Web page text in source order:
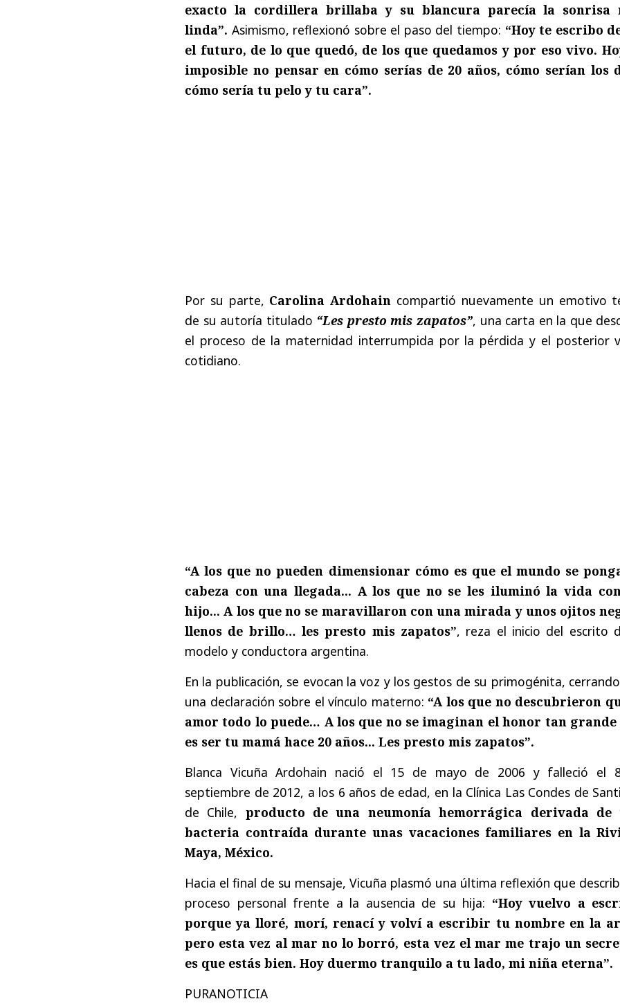
exacto la cordillera brillaba y su blancura parecía la sonrisa
linda”. Asimismo, reflexionó sobre el paso del tiempo: “Hoy te escribo
el futuro, de lo que quedó, de los que quedamos y por eso vivo.
imposible no pensar en cómo serías de 20 años, cómo serían los
cómo sería tu pelo y tu cara”.
Por su parte, Carolina Ardohain compartió nuevamente un emotivo
de su autoría titulado “Les presto mis zapatos”, una carta en la que
el proceso de la maternidad interrumpida por la pérdida y el posterior
cotidiano.
“A los que no pueden dimensionar cómo es que el mundo se
cabeza con una llegada... A los que no se les iluminó la vida
hijo... A los que no se maravillaron con una mirada y unos ojitos
llenos de brillo… les presto mis zapatos”, reza el inicio del escrito
modelo y conductora argentina.
En la publicación, se evocan la voz y los gestos de su primogénita,
una declaración sobre el vínculo materno: “A los que no descubrieron
amor todo lo puede… A los que no se imaginan el honor tan grande
es ser tu mamá hace 20 años... Les presto mis zapatos”.
Blanca Vicuña Ardohain nació el 15 de mayo de 2006 y falleció el
septiembre de 2012, a los 6 años de edad, en la Clínica Las Condes de
de Chile, producto de una neumonía hemorrágica derivada de
bacteria contraída durante unas vacaciones familiares en la
Maya, México.
Hacia el final de su mensaje, Vicuña plasmó una última reflexión que
proceso personal frente a la ausencia de su hija: “Hoy vuelvo a
porque ya lloré, morí, renací y volví a escribir tu nombre en la
pero esta vez al mar no lo borró, esta vez el mar me trajo un
es que estás bien. Hoy duermo tranquilo a tu lado, mi niña eterna”.
PURANOTICIA